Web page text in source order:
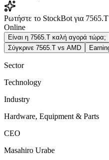
Ρωτήστε το StockBot για 7565.T
Online
Είναι η 7565.T καλή αγορά τώρα;
Σύγκρινε 7565.T vs AMD
Sector
Technology
Industry
Hardware, Equipment & Parts
CEO
Masahiro Urabe